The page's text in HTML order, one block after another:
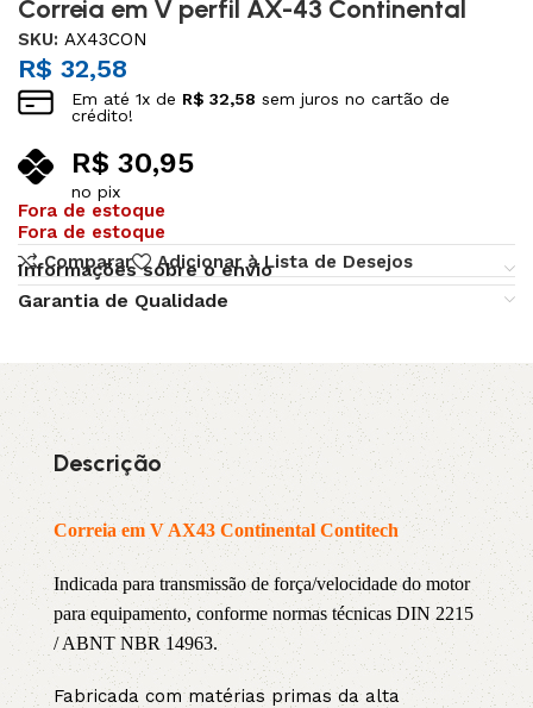
Correia em V perfil AX-43 Continental
SKU:AX43CON
R$ 32,58
Em até1x de R$ 32,58 sem juros no cartão de
crédito!
R$ 30,95
no pix
Fora de estoque
Fora de estoque
Comparar
Adicionar à Lista de Desejos
Informações sobre o envio
Garantia de Qualidade
Descrição
Correia em V AX43 Continental Contitech
Indicada para transmissão de força/velocidade do motor
para equipamento, conforme normas técnicas DIN 2215
/ ABNT NBR 14963.
Fabricada com matérias primas da alta